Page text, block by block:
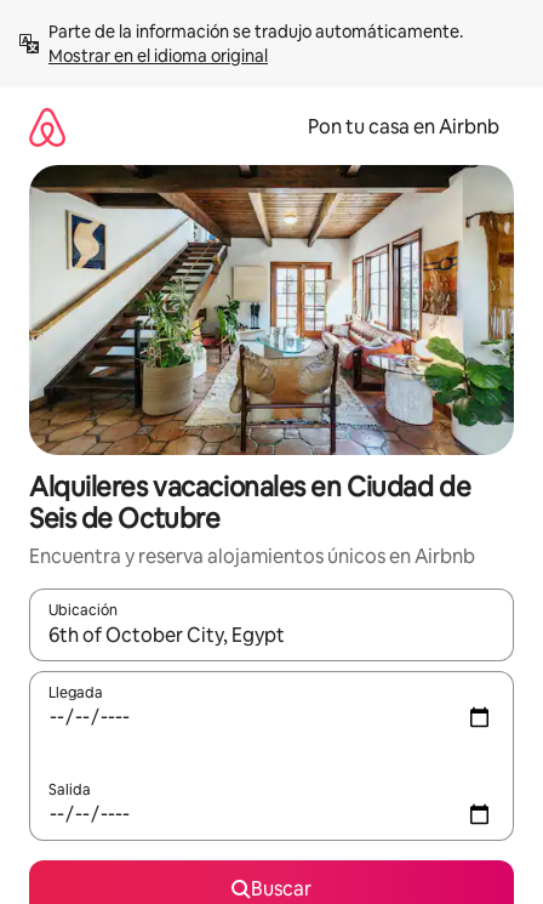
contenidoMostrar en el idioma original
Pon tu casa en Airbnb
Alquileres vacacionales en Ciudad de
Seis de Octubre
Encuentra y reserva alojamientos únicos en Airbnb
Ubicación
Cuando los resultados estén disponibles, navega con las
Llegada
Salida
Buscar